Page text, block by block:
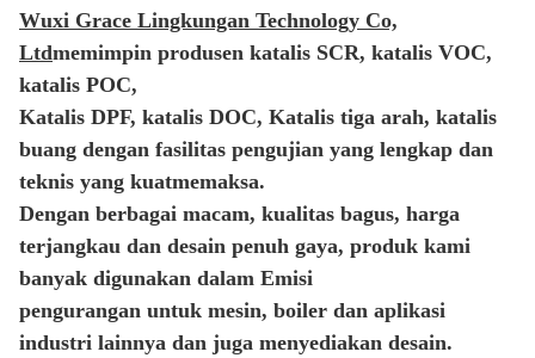
Wuxi Grace Lingkungan Technology Co,
Ltdmemimpin produsen katalis SCR, katalis VOC,
katalis POC,
Katalis DPF, katalis DOC, Katalis tiga arah, katalis
buang dengan fasilitas pengujian yang lengkap dan
teknis yang kuatmemaksa.
Dengan berbagai macam, kualitas bagus, harga
terjangkau dan desain penuh gaya, produk kami
banyak digunakan dalam Emisi
pengurangan untuk mesin, boiler dan aplikasi
industri lainnya dan juga menyediakan desain.